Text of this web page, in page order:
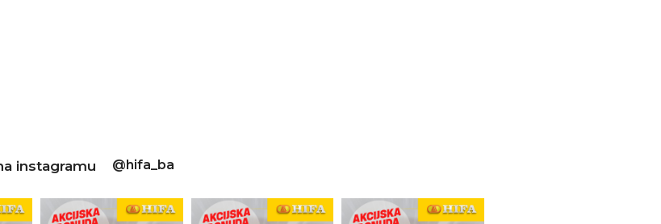
instagramu @hifa_ba